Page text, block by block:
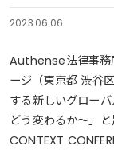
2023.06.06
Authense法律事務
ージ（東京都 渋谷
する新しいグロー
どう変わるか～」
CONTEXT